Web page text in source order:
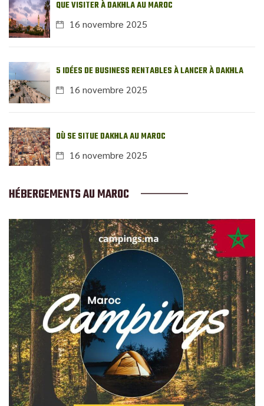
QUE VISITER À DAKHLA AU MAROC
16 novembre 2025
5 IDÉES DE BUSINESS RENTABLES À LANCER À DAKHLA
16 novembre 2025
OÙ SE SITUE DAKHLA AU MAROC
16 novembre 2025
HÉBERGEMENTS AU MAROC